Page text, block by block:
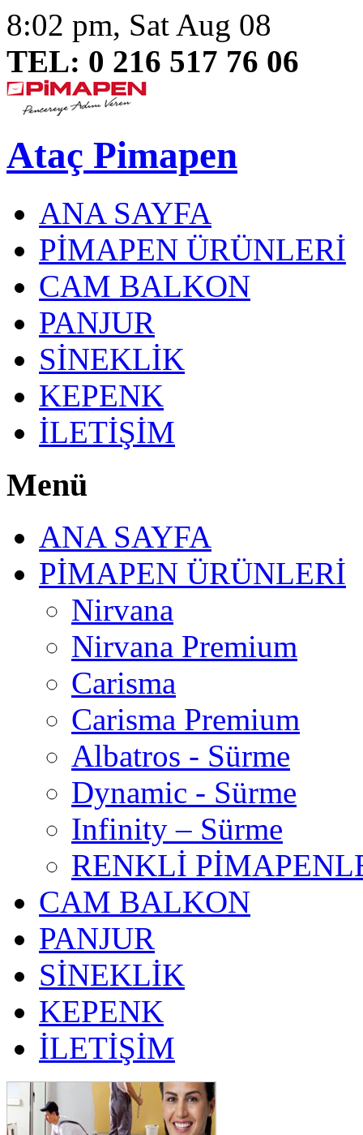
8:02 pm, Sat Aug 08
TEL: 0 216 517 76 06
Ataç Pimapen
ANA SAYFA
PİMAPEN ÜRÜNLERİ
CAM BALKON
PANJUR
SİNEKLİK
KEPENK
İLETİŞİM
Menü
ANA SAYFA
PİMAPEN ÜRÜNLERİ
Nirvana
Nirvana Premium
Carisma
Carisma Premium
Albatros - Sürme
Dynamic - Sürme
Infinity – Sürme
RENKLİ
CAM BALKON
PANJUR
SİNEKLİK
KEPENK
İLETİŞİM